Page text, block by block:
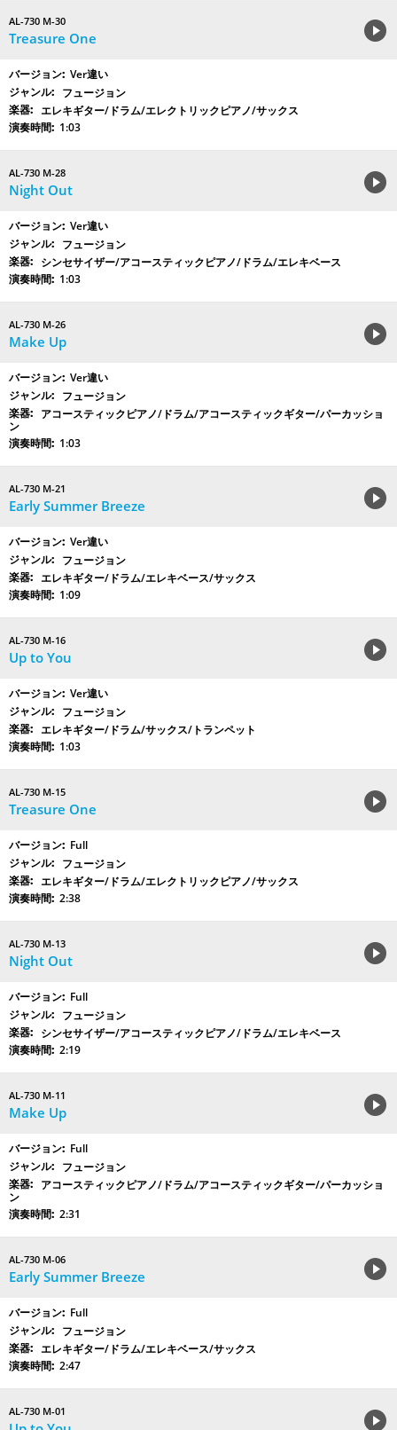
AL-730 M-30
Treasure One
Ver違い
フュージョン
エレキギター/ドラム/エレクトリックピアノ/サックス
1:03
AL-730 M-28
Night Out
Ver違い
フュージョン
シンセサイザー/アコースティックピアノ/ドラム/エレキベース
1:03
AL-730 M-26
Make Up
Ver違い
フュージョン
アコースティックピアノ/ドラム/アコースティックギター/パーカッショ
ン
1:03
AL-730 M-21
Early Summer Breeze
Ver違い
フュージョン
エレキギター/ドラム/エレキベース/サックス
1:09
AL-730 M-16
Up to You
Ver違い
フュージョン
エレキギター/ドラム/サックス/トランペット
1:03
AL-730 M-15
Treasure One
Full
フュージョン
エレキギター/ドラム/エレクトリックピアノ/サックス
2:38
AL-730 M-13
Night Out
Full
フュージョン
シンセサイザー/アコースティックピアノ/ドラム/エレキベース
2:19
AL-730 M-11
Make Up
Full
フュージョン
アコースティックピアノ/ドラム/アコースティックギター/パーカッショ
ン
2:31
AL-730 M-06
Early Summer Breeze
Full
フュージョン
エレキギター/ドラム/エレキベース/サックス
2:47
AL-730 M-01